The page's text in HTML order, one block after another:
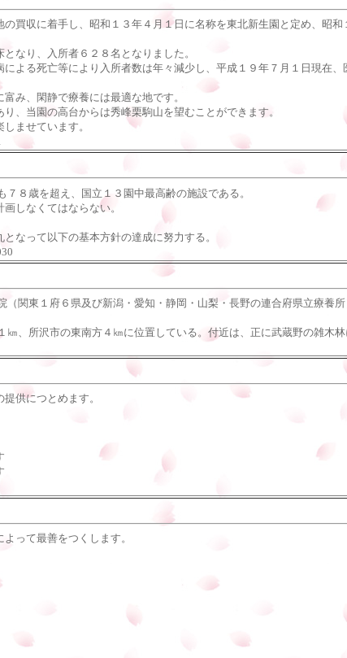
収に着手し、昭和１３年４月１日に名称を東北新生園と定め、昭
なり、入所者６２８名となりました。
よる死亡等により入所者数は年々減少し、平成１９年７月１日現在
み、閑静で療養には最適な地です。
、当園の高台からは秀峰栗駒山を望むことができます。
ませています。
８歳を超え、国立１３園中最高齢の施設である。
しなくてはならない。
なって以下の基本方針の達成に努力する。
関東１府６県及び新潟・愛知・静岡・山梨・長野の連合府県立療養
、所沢市の東南方４㎞に位置している。付近は、正に武蔵野の雑木
供につとめます。
って最善をつくします。